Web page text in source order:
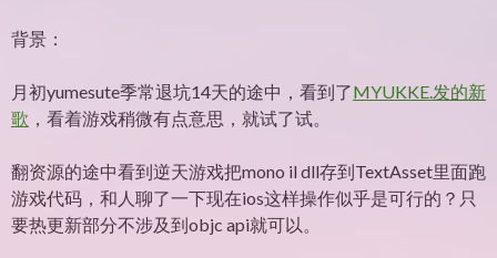
背景：
月初yumesute季常退坑14天的途中，看到了MYUKKE.发的新
歌 ，看着游戏稍微有点意思，就试了试。
翻资源的途中看到逆天游戏把mono il dll存到TextAsset里面跑
游戏代码，和人聊了一下现在ios这样操作似乎是可行的？只
要热更新部分不涉及到objc api就可以。